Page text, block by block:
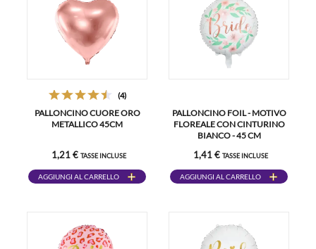
(4)
PALLONCINO CUORE ORO
METALLICO 45CM
1,21 € TASSE INCLUSE
AGGIUNGI AL CARRELLO
PALLONCINO FOIL - MOTIVO
FLOREALE CON CINTURINO
BIANCO - 45 CM
1,41 € TASSE INCLUSE
AGGIUNGI AL CARRELLO